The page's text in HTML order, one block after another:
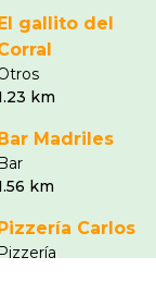
gallito del
km
Madriles
km
Carlos